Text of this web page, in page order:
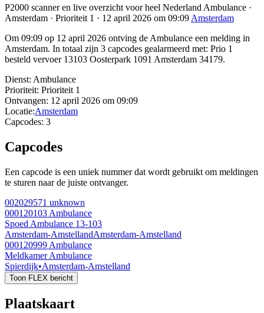
P2000 scanner en live overzicht voor heel Nederland Ambulance ·
Amsterdam · Prioriteit 1 · 12 april 2026 om 09:09Amsterdam
Om 09:09 op 12 april 2026 ontving de Ambulance een melding in
Amsterdam. In totaal zijn 3 capcodes gealarmeerd met: Prio 1
besteld vervoer 13103 Oosterpark 1091 Amsterdam 34179.
Dienst: Ambulance
Prioriteit: Prioriteit 1
Ontvangen: 12 april 2026 om 09:09
Locatie:Amsterdam
Capcodes: 3
Capcodes
Een capcode is een uniek nummer dat wordt gebruikt om meldingen
te sturen naar de juiste ontvanger.
002029571 unknown
000120103 Ambulance
Spoed Ambulance 13-103
Amsterdam-AmstellandAmsterdam-Amstelland
000120999 Ambulance
Meldkamer Ambulance
Spierdijk•Amsterdam-Amstelland
Toon FLEX bericht
Plaatskaart